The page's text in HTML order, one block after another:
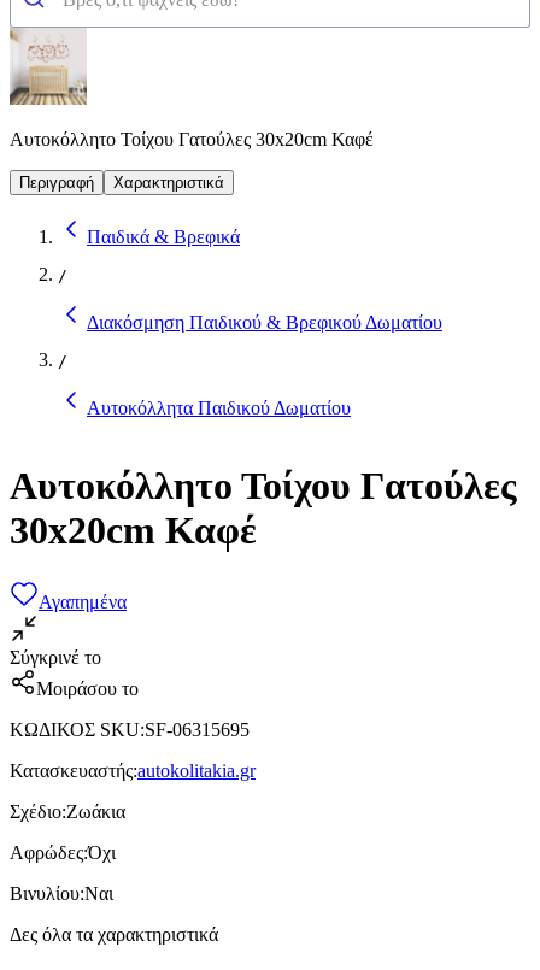
Αυτοκόλλητο Τοίχου Γατούλες 30x20cm Καφέ
Περιγραφή Χαρακτηριστικά
Παιδικά & Βρεφικά
/
Διακόσμηση Παιδικού & Βρεφικού Δωματίου
/
Αυτοκόλλητα Παιδικού Δωματίου
Αυτοκόλλητο Τοίχου Γατούλες
30x20cm Καφέ
Αγαπημένα
Σύγκρινέ το
Μοιράσου το
ΚΩΔΙΚΟΣ SKU:SF-06315695
Κατασκευαστής:autokolitakia.gr
Σχέδιο:Ζωάκια
Αφρώδες:Όχι
Βινυλίου:Ναι
Δες όλα τα χαρακτηριστικά